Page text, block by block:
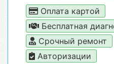
Оплата картой
Бесплатная
Срочный ремонт
Авторизации